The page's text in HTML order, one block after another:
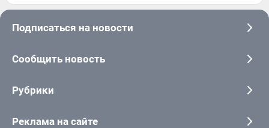
Подписаться на новости
Сообщить новость
Рубрики
Реклама на сайте